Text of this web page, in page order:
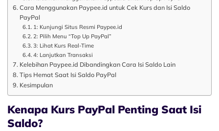
Cara Menggunakan Paypee.id untuk Cek Kurs dan Isi Saldo
PayPal
1: Kunjungi Situs Resmi Paypee.id
2: Pilih Menu “Top Up PayPal”
3: Lihat Kurs Real-Time
4: Lanjutkan Transaksi
Kelebihan Paypee.id Dibandingkan Cara Isi Saldo Lain
Tips Hemat Saat Isi Saldo PayPal
Kesimpulan
Kenapa Kurs PayPal Penting Saat Isi
Saldo?